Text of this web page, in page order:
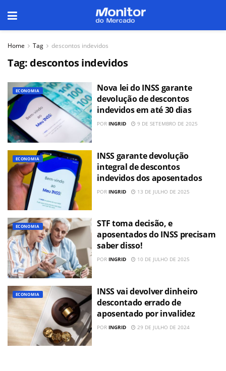
Home Tag descontos indevidos
Tag: descontos indevidos
ECONOMIA
Nova lei do INSS garante
devolução de descontos
indevidos em até 30 dias
POR INGRID 9 DE SETEMBRO DE 2025
ECONOMIA
INSS garante devolução
integral de descontos
indevidos dos aposentados
POR INGRID 13 DE JULHO DE 2025
ECONOMIA
STF toma decisão, e
aposentados do INSS precisam
saber disso!
POR INGRID 10 DE JULHO DE 2025
ECONOMIA
INSS vai devolver dinheiro
descontado errado de
aposentado por invalidez
POR INGRID 29 DE JULHO DE 2024